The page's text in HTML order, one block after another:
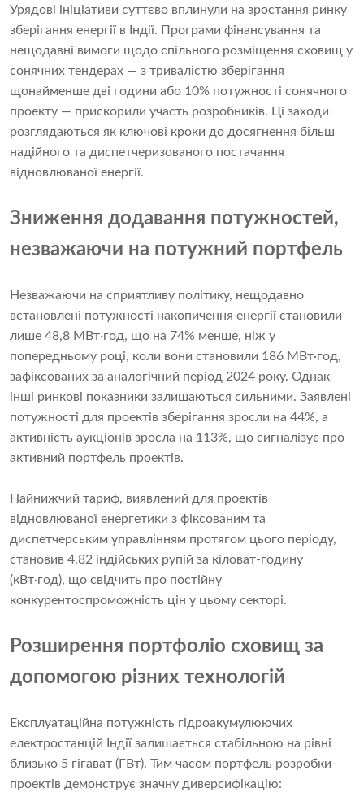
Урядові ініціативи суттєво вплинули на зростання ринку
зберігання енергії в Індії. Програми фінансування та
нещодавні вимоги щодо спільного розміщення сховищ у
сонячних тендерах — з тривалістю зберігання
щонайменше дві години або 10% потужності сонячного
проекту — прискорили участь розробників. Ці заходи
розглядаються як ключові кроки до досягнення більш
надійного та диспетчеризованого постачання
відновлюваної енергії.
Зниження додавання потужностей,
незважаючи на потужний портфель
Незважаючи на сприятливу політику, нещодавно
встановлені потужності накопичення енергії становили
лише 48,8 МВт·год, що на 74% менше, ніж у
попередньому році, коли вони становили 186 МВт·год,
зафіксованих за аналогічний період 2024 року. Однак
інші ринкові показники залишаються сильними. Заявлені
потужності для проектів зберігання зросли на 44%, а
активність аукціонів зросла на 113%, що сигналізує про
активний портфель проектів.
Найнижчий тариф, виявлений для проектів
відновлюваної енергетики з фіксованим та
диспетчерським управлінням протягом цього періоду,
становив 4,82 індійських рупій за кіловат-годину
(кВт·год), що свідчить про постійну
конкурентоспроможність цін у цьому секторі.
Розширення портфоліо сховищ за
допомогою різних технологій
Експлуатаційна потужність гідроакумулюючих
електростанцій Індії залишається стабільною на рівні
близько 5 гігават (ГВт). Тим часом портфель розробки
проектів демонструє значну диверсифікацію: